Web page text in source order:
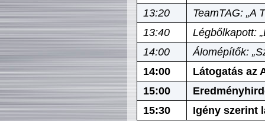
13:20
TeamTAG: „A
13:40
Légbőlkapott:
14:00
Álomépítők:
14:00
Látogatás az
15:00
15:30
Igény szerint